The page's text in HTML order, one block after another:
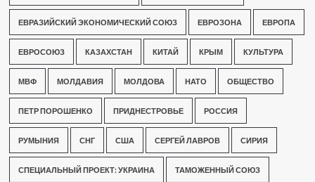
ЕВРАЗИЙСКИЙ ЭКОНОМИЧЕСКИЙ СОЮЗ ЕВРОЗОНА ЕВРОПА
ЕВРОСОЮЗ КАЗАХСТАН КИТАЙ КРЫМ КУЛЬТУРА
МВФ МОЛДАВИЯ МОЛДОВА НАТО ОБЩЕСТВО
ПЕТР ПОРОШЕНКО ПРИДНЕСТРОВЬЕ РОССИЯ
РУМЫНИЯ СНГ США СЕРГЕЙ ЛАВРОВ СИРИЯ
СПЕЦИАЛЬНЫЙ ПРОЕКТ: УКРАИНА ТАМОЖЕННЫЙ СОЮЗ